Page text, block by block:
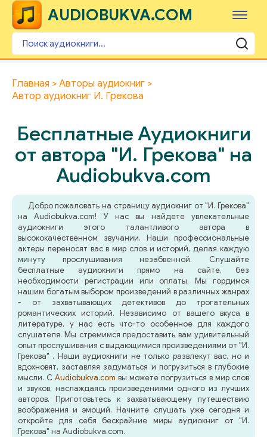
AUDIOBUKVA.COM
Главная
Авторы аудиокниг
Автор аудиокниг И. Грекова
Бесплатные Аудиокниги
от автора "И. Грекова" на
Audiobukva.com
Добро пожаловать на страницу аудиокниг от "И. Грекова"
на Audiobukva.com! У нас вы найдете увлекательные
аудиокниги этого талантливого автора в
высококачественном звучании. Наши профессиональные
актеры переносят вас в мир слов и историй, делая каждую
минуту прослушивания незабвенной. Слушайте
бесплатные аудиокниги прямо на сайте, без
необходимости регистрации или оплаты. Мы гордимся
нашим богатым выбором произведений в различных жанрах
- от захватывающих детективов до трогательных
романтических историй. Независимо от вашего вкуса в
литературе, у нас есть что-то особенное для каждого
слушателя. Мы стремимся предоставить вам удивительный
опыт прослушивания с выдающимися произведениями от "И.
Грекова" . Наши аудиокниги не только развлекут вас, но и
вдохновят, заставляя задуматься и погрузиться в глубокие
мысли. С Audiobukva.com вы можете погрузиться в мир слов
и звуков, наслаждаясь произведениями одного из лучших
авторов. Приготовьтесь к захватывающему путешествию
воображения и эмоций. Начните слушать уже сегодня и
откройте для себя бескрайние миры аудиокниг от "И.
Грекова" на Audiobukva.com.